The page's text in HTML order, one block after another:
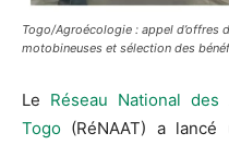
Togo/Agroécologie : appel d’offres
motobineuses et sélection des
Le Réseau National des
Togo (RéNAAT) a